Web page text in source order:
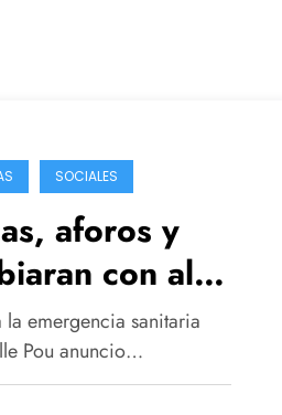
SOCIALES
aforos y
con al
emergencia sanitaria
Pou anuncio…